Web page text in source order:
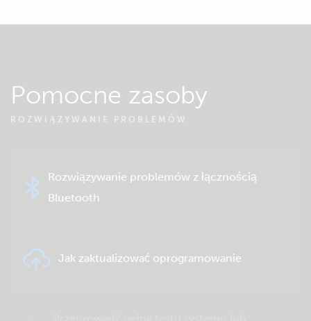
Pomocne zasoby
ROZWIĄZYWANIE PROBLEMÓW
Rozwiązywanie problemów z łącznością
Bluetooth
Jak zaktualizować oprogramowanie